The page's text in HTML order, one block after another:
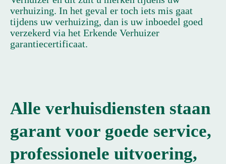
verhuizing. In het geval er toch iets mis gaat
tijdens uw verhuizing, dan is uw inboedel goed
verzekerd via het Erkende Verhuizer
garantiecertificaat.
Alle verhuisdiensten staan
garant voor goede service,
professionele uitvoering,